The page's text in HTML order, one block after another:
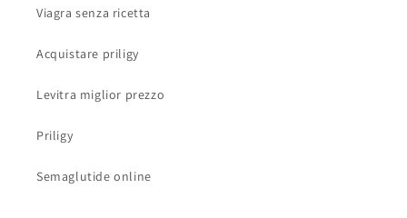
Viagra senza ricetta
Acquistare priligy
Levitra miglior prezzo
Priligy
Semaglutide online